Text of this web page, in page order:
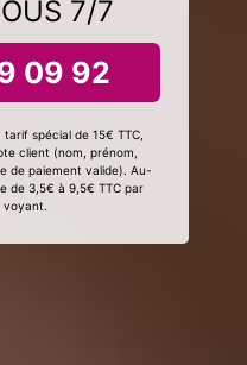
7/7
09 92
spécial de 15€ TTC,
client (nom, prénom,
de paiement valide). Au-
de 3,5€ à 9,5€ TTC par
voyant.